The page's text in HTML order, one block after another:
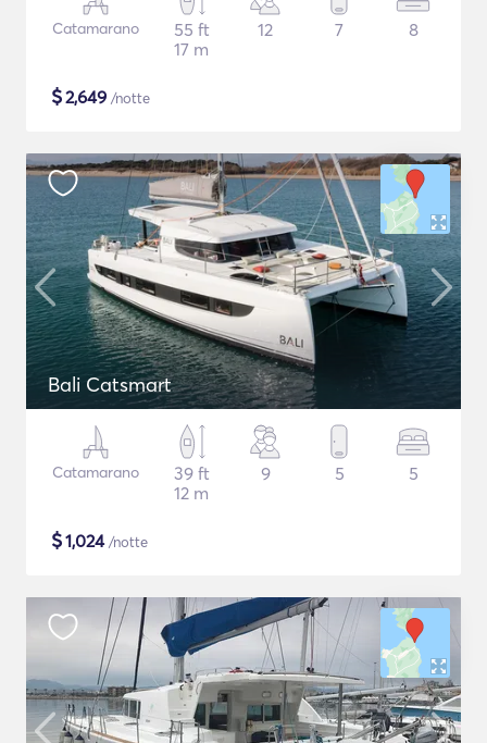
Catamarano
55 ft
17 m
12 7 8
$2,649 /notte
Bali Catsmart
Catamarano
39 ft
12 m
9 5 5
$1,024/notte